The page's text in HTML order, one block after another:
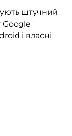
штучний
Google
і власні